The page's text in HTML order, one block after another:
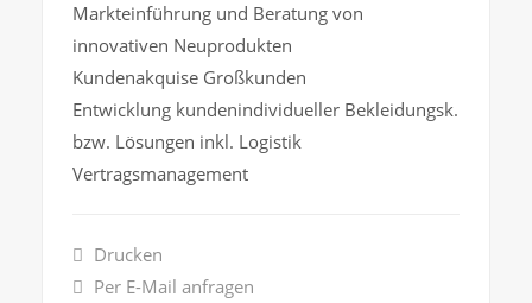
Markteinführung und Beratung von
innovativen Neuprodukten
Kundenakquise Großkunden
Entwicklung kundenindividueller Bekleidungsk.
bzw. Lösungen inkl. Logistik
Vertragsmanagement
Drucken
Per E-Mail anfragen